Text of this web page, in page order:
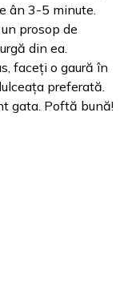
ân 3-5 minute.
prosop de
din ea.
faceți o gaură în
preferată.
gata. Poftă bună!